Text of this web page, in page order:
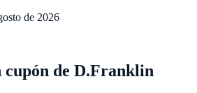
de 2026
cupón de D.Franklin